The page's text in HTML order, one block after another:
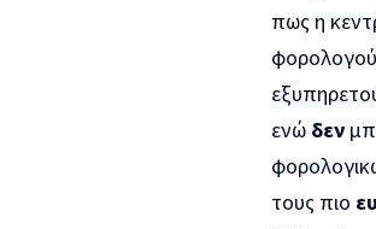
πως η
ενώ δεν
τους πιο